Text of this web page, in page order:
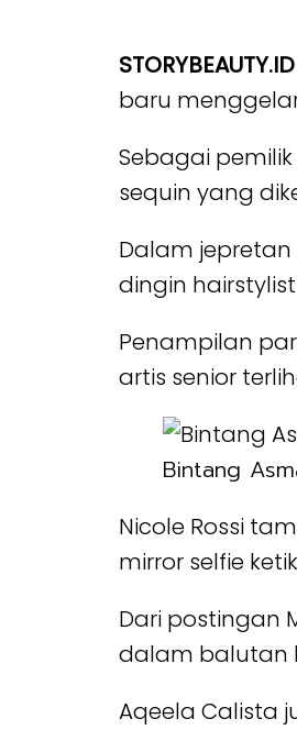
STORYBEAUTY.ID
baru
Sebagai
sequin yang
Dalam
dingin
Penampilan
artis senior
Bintang
Nicole Rossi
mirror selfie
Dari postingan
dalam balutan
Aqeela Calista